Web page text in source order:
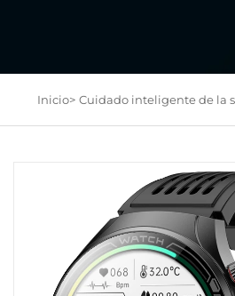
Inicio> Cuidado inteligente de la